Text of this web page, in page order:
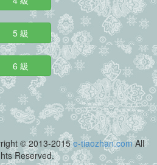
5 級
6 級
© 2013-2015e-tiaozhan.comAll
Reserved.